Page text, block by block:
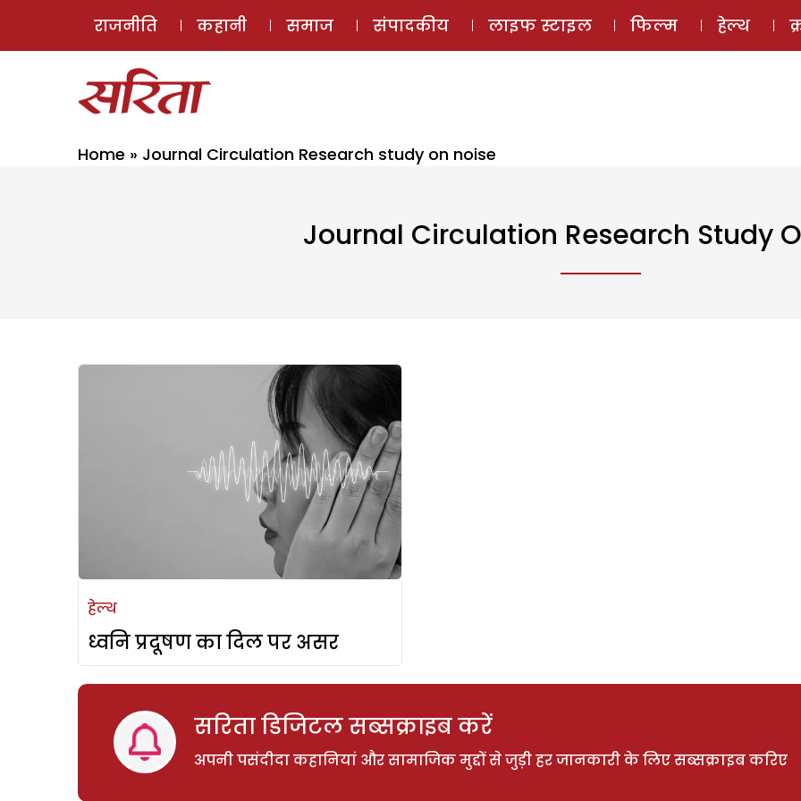
ई-मैगज़ीन
राजनीति कहानी समाज संपादकीय लाइफ स्टाइल फिल्म हेल्थ
Home » Journal Circulation Research study on noise
Journal Circulation Research Study
हेल्थ
ध्वनि प्रदूषण का दिल पर असर
सरिता डिजिटल सब्सक्राइब करें
अपनी पसंदीदा कहानियां और सामाजिक मुद्दों से जुड़ी हर जानकारी के लिए सब्सक्राइब करिए